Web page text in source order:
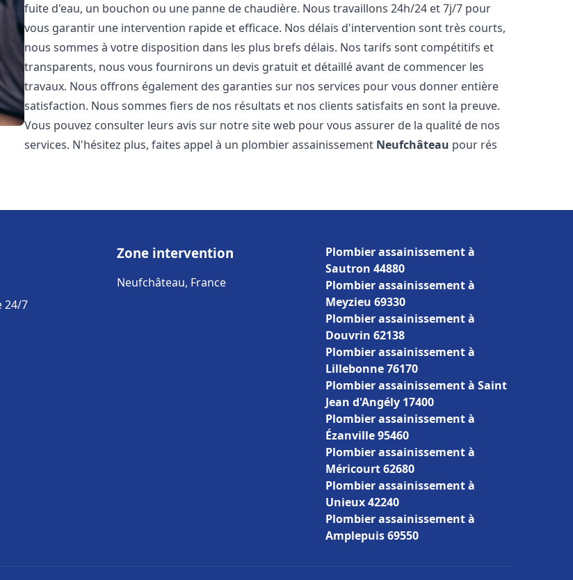
fuite d'eau, un bouchon ou une panne de chaudière. Nous travaillons 24h/24 et 7j/7 pour
vous garantir une intervention rapide et efficace. Nos délais d'intervention sont très courts,
nous sommes à votre disposition dans les plus brefs délais. Nos tarifs sont compétitifs et
transparents, nous vous fournirons un devis gratuit et détaillé avant de commencer les
travaux. Nous offrons également des garanties sur nos services pour vous donner entière
satisfaction. Nous sommes fiers de nos résultats et nos clients satisfaits en sont la preuve.
Vous pouvez consulter leurs avis sur notre site web pour vous assurer de la qualité de nos
services. N'hésitez plus, faites appel à un plombier assainissement Neufchâteau pour rés
24/7
Zone intervention
Neufchâteau, France
Plombier assainissement à
Sautron 44880
Plombier assainissement à
Meyzieu 69330
Plombier assainissement à
Douvrin 62138
Plombier assainissement à
Lillebonne 76170
Plombier assainissement à Saint
Jean d'Angély 17400
Plombier assainissement à
Ézanville 95460
Plombier assainissement à
Méricourt 62680
Plombier assainissement à
Unieux 42240
Plombier assainissement à
Amplepuis 69550